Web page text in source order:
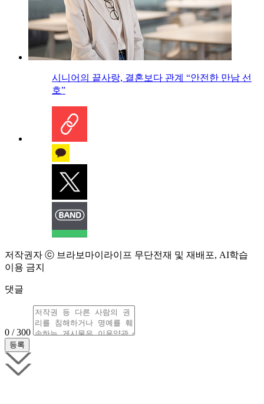
시니어의 끝사랑, 결혼보다 관계 “안전한 만남 선
호”
저작권자 ⓒ 브라보마이라이프 무단전재 및 재배포, AI학습
이용 금지
댓글
0 / 300